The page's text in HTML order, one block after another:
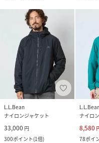
L.L.Bean
ナイロンジャケット
33,000 円
300ポイント(1倍)
ナイロ
8,580
78ポイ